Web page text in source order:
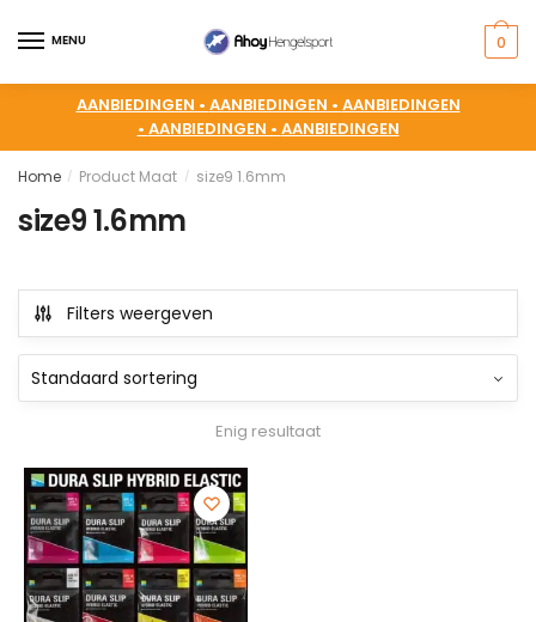
MENU 0
AANBIEDINGEN • AANBIEDINGEN • AANBIEDINGEN
• AANBIEDINGEN • AANBIEDINGEN
Home / Product Maat / size9 1.6mm
size9 1.6mm
Filters weergeven
Enig resultaat